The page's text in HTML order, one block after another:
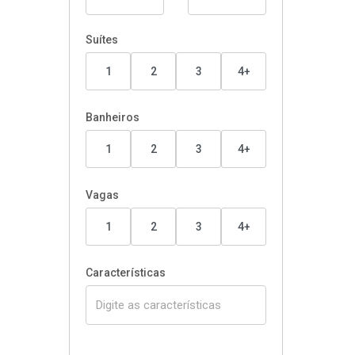
Suítes
1 2 3 4+
Banheiros
1 2 3 4+
Vagas
1 2 3 4+
Características